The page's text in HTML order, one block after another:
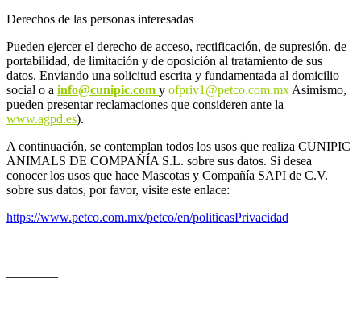
Derechos de las personas interesadas
Pueden ejercer el derecho de acceso, rectificación, de supresión, de
portabilidad, de limitación y de oposición al tratamiento de sus
datos. Enviando una solicitud escrita y fundamentada al domicilio
social o a info@cunipic.com y ofpriv1@petco.com.mx Asimismo,
pueden presentar reclamaciones que consideren ante la
www.agpd.es).
A continuación, se contemplan todos los usos que realiza CUNIPIC
ANIMALS DE COMPAÑÍA S.L. sobre sus datos. Si desea
conocer los usos que hace Mascotas y Compañía SAPI de C.V.
sobre sus datos, por favor, visite este enlace:
https://www.petco.com.mx/petco/en/politicasPrivacidad